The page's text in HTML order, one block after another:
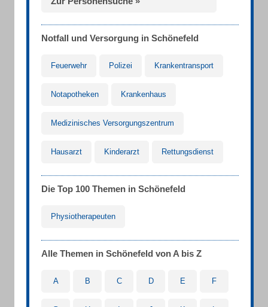
Notfall und Versorgung in Schönefeld
Feuerwehr Polizei Krankentransport
Notapotheken Krankenhaus
Medizinisches Versorgungszentrum
Hausarzt Kinderarzt Rettungsdienst
Die Top 100 Themen in Schönefeld
Physiotherapeuten
Alle Themen in Schönefeld von A bis Z
A B C D E F